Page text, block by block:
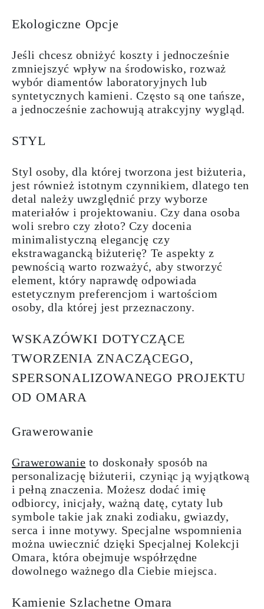
Ekologiczne Opcje
Jeśli chcesz obniżyć koszty i jednocześnie
zmniejszyć wpływ na środowisko, rozważ
wybór diamentów laboratoryjnych lub
syntetycznych kamieni. Często są one tańsze,
a jednocześnie zachowują atrakcyjny wygląd.
STYL
Styl osoby, dla której tworzona jest biżuteria,
jest również istotnym czynnikiem, dlatego ten
detal należy uwzględnić przy wyborze
materiałów i projektowaniu. Czy dana osoba
woli srebro czy złoto? Czy docenia
minimalistyczną elegancję czy
ekstrawagancką biżuterię? Te aspekty z
pewnością warto rozważyć, aby stworzyć
element, który naprawdę odpowiada
estetycznym preferencjom i wartościom
osoby, dla której jest przeznaczony.
WSKAZÓWKI DOTYCZĄCE
TWORZENIA ZNACZĄCEGO,
SPERSONALIZOWANEGO PROJEKTU
OD OMARA
Grawerowanie
Grawerowanie to doskonały sposób na
personalizację biżuterii, czyniąc ją wyjątkową
i pełną znaczenia. Możesz dodać imię
odbiorcy, inicjały, ważną datę, cytaty lub
symbole takie jak znaki zodiaku, gwiazdy,
serca i inne motywy. Specjalne wspomnienia
można uwiecznić dzięki Specjalnej Kolekcji
Omara, która obejmuje współrzędne
dowolnego ważnego dla Ciebie miejsca.
Kamienie Szlachetne Omara